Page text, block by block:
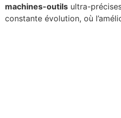
machines-outils ultra-
constante évolution, où